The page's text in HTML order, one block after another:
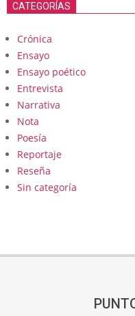
CATEGORÍAS
Crónica
Ensayo
Ensayo poético
Entrevista
Narrativa
Nota
Poesía
Reportaje
Reseña
Sin categoría